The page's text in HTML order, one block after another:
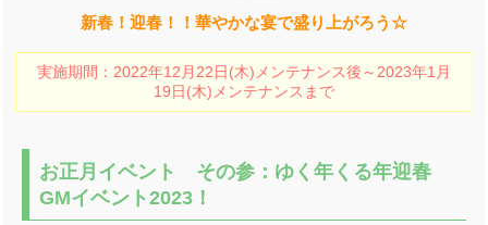
新春！迎春！！華やかな宴で盛り上がろう☆
実施期間：2022年12月22日(木)メンテナンス後～2023年1月
19日(木)メンテナンスまで
お正月イベント その参：ゆく年くる年迎春
GMイベント2023！